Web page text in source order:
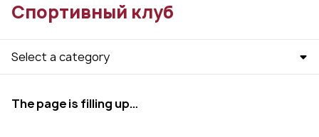
Спортивный клуб
Select a category
The page is filling up…